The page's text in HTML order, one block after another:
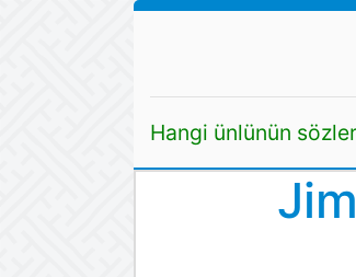
Hangi ünlünün